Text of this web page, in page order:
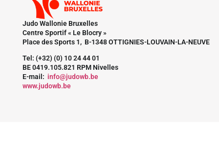
Judo Wallonie Bruxelles
Centre Sportif « Le Blocry »
Place des Sports 1, B-1348 OTTIGNIES-LOUVAIN-LA-NEUVE
Tel: (+32) (0) 10 24 44 01
BE 0419.105.821 RPM Nivelles
E-mail: info@judowb.be
www.judowb.be